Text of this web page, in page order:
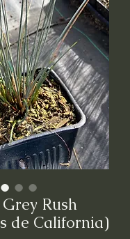
Rush
de California)